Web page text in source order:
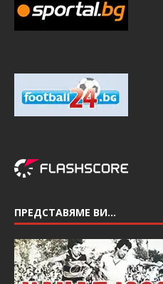
ПРЕДСТАВЯМЕ ВИ…